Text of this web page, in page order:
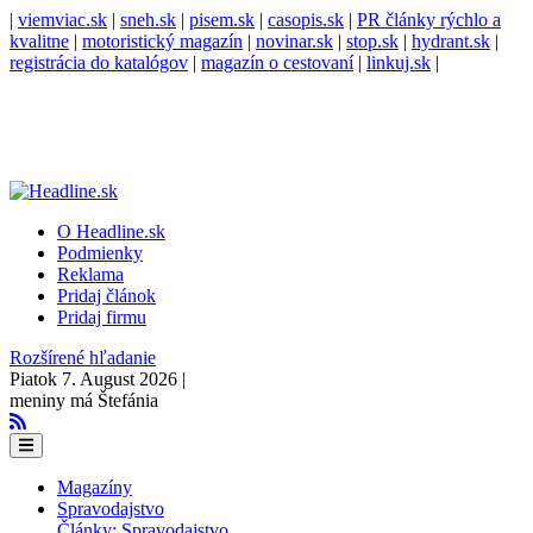
| viemviac.sk | sneh.sk | pisem.sk | casopis.sk | PR články rýchlo a
kvalitne | motoristický magazín | novinar.sk | stop.sk | hydrant.sk |
registrácia do katalógov | magazín o cestovaní| linkuj.sk |
O Headline.sk
Podmienky
Reklama
Pridaj článok
Pridaj firmu
Rozšírené hľadanie
Piatok 7. August 2026 |
meniny má Štefánia
Magazíny
Spravodajstvo